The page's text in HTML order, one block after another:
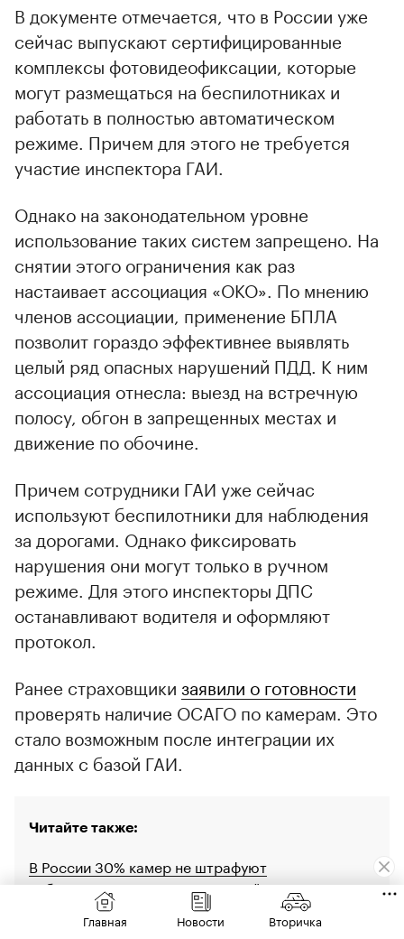
В документе отмечается, что в России уже
сейчас выпускают сертифицированные
комплексы фотовидеофиксации, которые
могут размещаться на беспилотниках и
работать в полностью автоматическом
режиме. Причем для этого не требуется
участие инспектора ГАИ.
Однако на законодательном уровне
использование таких систем запрещено. На
снятии этого ограничения как раз
настаивает ассоциация «ОКО». По мнению
членов ассоциации, применение БПЛА
позволит гораздо эффективнее выявлять
целый ряд опасных нарушений ПДД. К ним
ассоциация отнесла: выезд на встречную
полосу, обгон в запрещенных местах и
движение по обочине.
Причем сотрудники ГАИ уже сейчас
используют беспилотники для наблюдения
за дорогами. Однако фиксировать
нарушения они могут только в ручном
режиме. Для этого инспекторы ДПС
останавливают водителя и оформляют
протокол.
Ранее cтраховщики заявили о готовности
проверять наличие ОСАГО по камерам. Это
стало возможным после интеграции их
данных с базой ГАИ.
Читайте также:
В России 30% камер не штрафуют
«обочечников» из-за устаревшей конструкции
Минтранс расширит использование беспилотных
Главная Новости Вторичка